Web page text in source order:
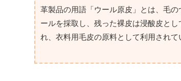
革製品の用語「ウール原皮」とは、毛
ールを採取し、残った裸皮は浸酸皮と
れ、衣料用毛皮の原料として利用されて